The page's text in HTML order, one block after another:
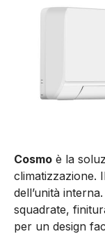
Cosmo è la
climatizzazione.
dell’unità
squadrate,
per un design